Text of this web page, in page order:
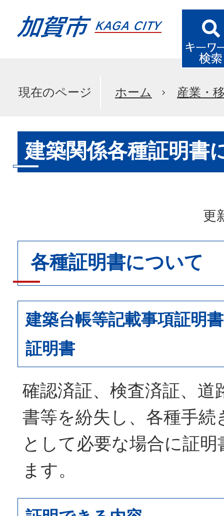
現在のページ ホーム 産業・
建築関係各種証明書
更
各種証明書について
建築台帳等記載事項証明
証明書
確認済証、検査済証、道
書等を紛失し、各種手続
として必要な場合に証
ます。